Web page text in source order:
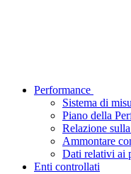
Performance
Sistema di
Piano della
Relazione
Ammontare
Dati relativi ai
Enti controllati